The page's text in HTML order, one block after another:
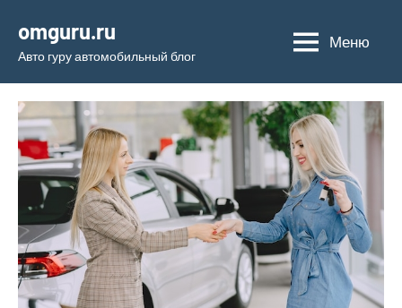
содержимому
omguru.ru
Авто гуру автомобильный блог
Меню